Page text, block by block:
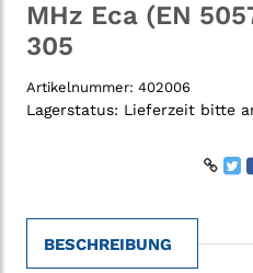
MHz Eca (EN
305
Artikelnummer: 402006
Lagerstatus: Lieferzeit bitte
BESCHREIBUNG